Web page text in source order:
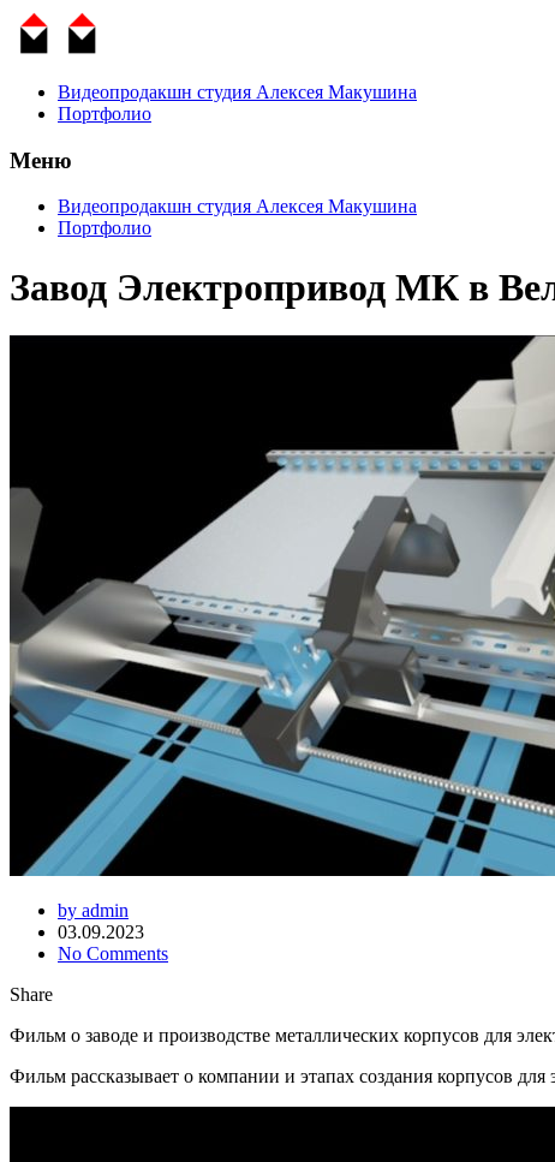
Видеопродакшн студия Алексея Макушина
Портфолио
Меню
Видеопродакшн студия Алексея Макушина
Портфолио
Завод Электропривод МК в
by admin
03.09.2023
No Comments
Share
Фильм о заводе и производстве металлических корпусов для
Фильм рассказывает о компании и этапах создания корпусов